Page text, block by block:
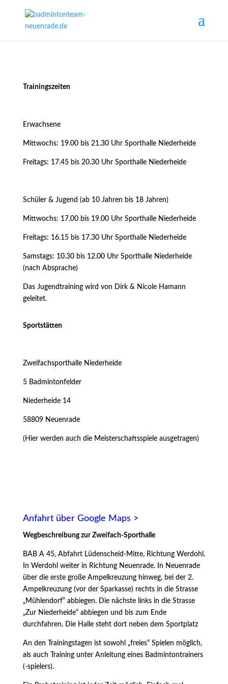
Trainingszeiten
Erwachsene
Mittwochs: 19.00 bis 21.30 Uhr Sporthalle Niederheide
Freitags: 17.45 bis 20.30 Uhr Sporthalle Niederheide
Schüler & Jugend (ab 10 Jahren bis 18 Jahren)
Mittwochs: 17.00 bis 19.00 Uhr Sporthalle Niederheide
Freitags: 16.15 bis 17.30 Uhr Sporthalle Niederheide
Samstags: 10.30 bis 12.00 Uhr Sporthalle Niederheide
(nach Absprache)
Das Jugendtraining wird von Dirk & Nicole Hamann
geleitet.
Sportstätten
Zweifachsporthalle Niederheide
5 Badmintonfelder
Niederheide 14
58809 Neuenrade
(Hier werden auch die Meisterschaftsspiele ausgetragen)
Anfahrt über Google Maps >
Wegbeschreibung zur Zweifach-Sporthalle
BAB A 45, Abfahrt Lüdenscheid-Mitte, Richtung Werdohl.
In Werdohl weiter in Richtung Neuenrade. In Neuenrade
über die erste große Ampelkreuzung hinweg, bei der 2.
Ampelkreuzung (vor der Sparkasse) rechts in die Strasse
„Mühlendorf“ abbiegen. Die nächste links in die Strasse
„Zur Niederheide“ abbiegen und bis zum Ende
durchfahren. Die Halle steht dort neben dem Sportplatz
An den Trainingstagen ist sowohl „freies“ Spielen möglich,
als auch Training unter Anleitung eines Badmintontrainers
(-spielers).